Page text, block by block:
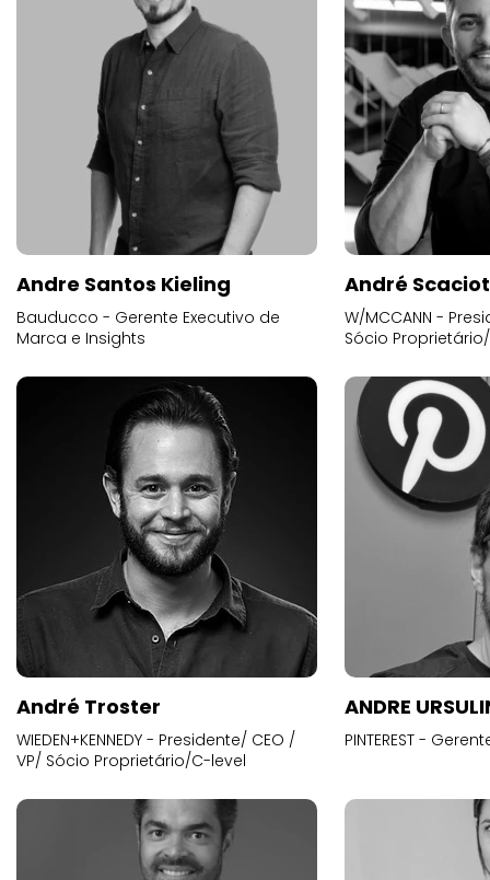
Andre Santos Kieling
Bauducco - Gerente Executivo de
Marca e Insights
André
W/MCCANN -
Sócio
André Troster
WIEDEN+KENNEDY - Presidente/ CEO /
VP/ Sócio Proprietário/C-level
ANDRE
PINTEREST -